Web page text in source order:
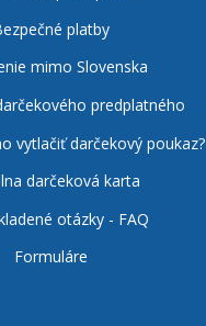
platby
mimo Slovenska
predplatného
vytlačiť darčekový poukaz?
darčeková karta
otázky - FAQ
Formuláre